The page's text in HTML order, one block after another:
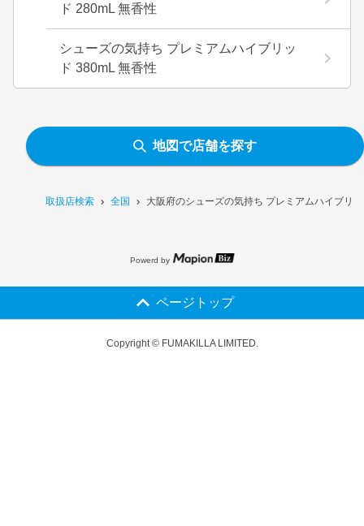
取扱店検索 全国 大阪府のシューズの気持ち プレミアムハイブリ
ド 280mL 無香性
シューズの気持ち プレミアムハイブリッ
ド 380mL 無香性
地図で店舗を探す
Powerd by
ページトップ
Copyright © FUMAKILLA LIMITED.